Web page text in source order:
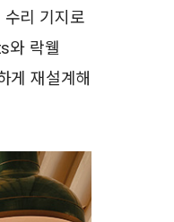
수리 기지로
와 락웰
게 재설계해